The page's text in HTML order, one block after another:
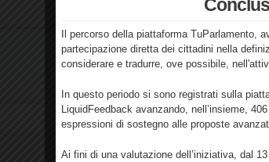
Statistiche
Il percorso della piattaforma TuParlamento,
partecipazione diretta dei cittadini nella
considerare e tradurre, ove possibile,
In questo periodo si sono registrati sulla
LiquidFeedback avanzando, nell’insieme,
espressioni di sostegno alle proposte
Ai fini di una valutazione dell’iniziativa, dal